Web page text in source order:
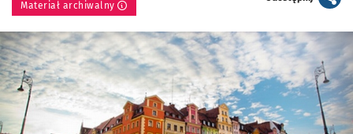
Materiał archiwalny
Kliknij, aby powiększyć